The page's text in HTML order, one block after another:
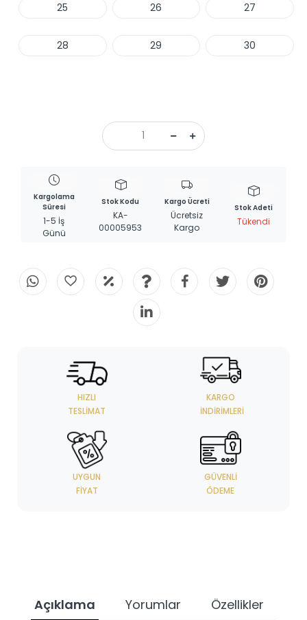
25 26 27
28 29 30
Kargolama
Süresi
1-5 İş
Günü
Stok Kodu
KA-
00005953
Kargo Ücreti
Ücretsiz
Kargo
Stok Adeti
Tükendi
HIZLI
TESLIMAT
KARGO
İNDIRIMLERI
UYGUN
FIYAT
GÜVENLI
ÖDEME
Açıklama Yorumlar Özellikler